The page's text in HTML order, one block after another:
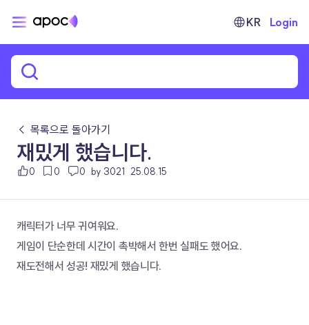
KR Login
← 목록으로 돌아가기
재밌게 했습니다.
0 0 0 by 3021 25.08.15
캐릭터가 너무 귀여워요.
게임이 단순한데 시간이 촉박해서 한번 실패도 했어요.
재도전해서 성공! 재밌게 했습니다.